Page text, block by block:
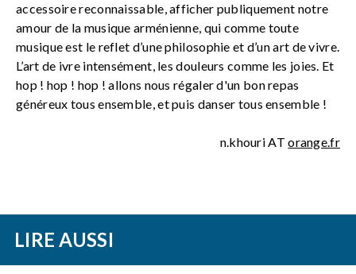
accessoire reconnaissable, afficher publiquement notre
amour de la musique arménienne, qui comme toute
musique est le reflet d’une philosophie et d’un art de vivre.
L’art de ivre intensément, les douleurs comme les joies. Et
hop ! hop ! hop ! allons nous régaler d'un bon repas
généreux tous ensemble, et puis danser tous ensemble !
n.khouri ATorange.fr
LIRE AUSSI